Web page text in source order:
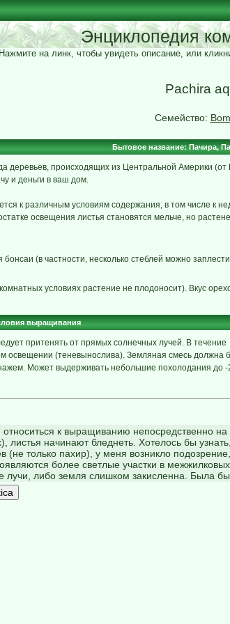
Энциклопедия
на линк, чтобы увидеть описание, или
Pachira
Семейство:
Бытовое название: Пачира,
деревьев, происходящих из Центральной Америки
и деньги в ваш дом.
к различным условиям содержания, в том числе к
освещения листья становятся мельче, но
(в частности, несколько стеблей можно заплести
условиях растение не плодоносит). Вкус
выращивания
притенять от прямых солнечных лучей. В течение
освещении (теневынослива). Земляная смесь должна
Может выдерживать небольшие похолодания до
к выращиванию непосредственно
листья начинают бледнеть. Хотелось бы
(не только пахир), у меня возникло
более светлые участки в
либо земля слишком закисленна. Была